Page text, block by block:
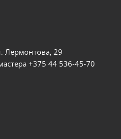
Лермонтова, 29
+375 44 536-45-70